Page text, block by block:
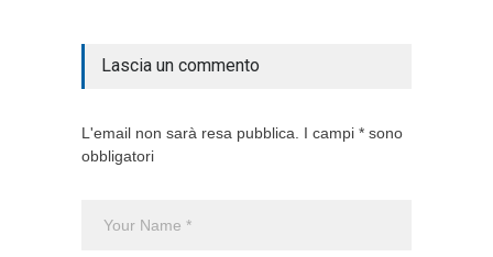
Lascia un commento
L'email non sarà resa pubblica. I campi * sono
obbligatori